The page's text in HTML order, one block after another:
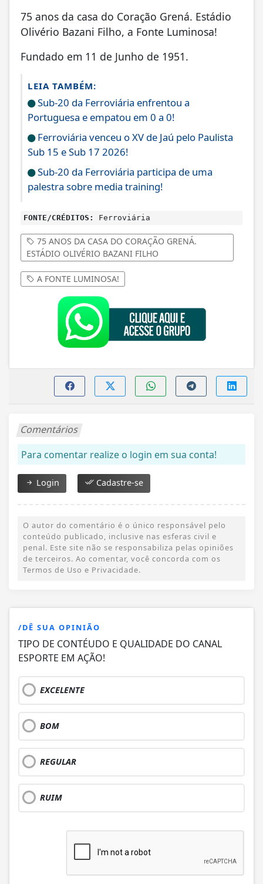
75 anos da casa do Coração Grená. Estádio
Olivério Bazani Filho, a Fonte Luminosa!
Fundado em 11 de Junho de 1951.
LEIA TAMBÉM:
Sub-20 da Ferroviária enfrentou a
Portuguesa e empatou em 0 a 0!
Ferroviária venceu o XV de Jaú pelo Paulista
Sub 15 e Sub 17 2026!
Sub-20 da Ferroviária participa de uma
palestra sobre media training!
FONTE/CRÉDITOS: Ferroviária
75 ANOS DA CASA DO CORAÇÃO GRENÁ.
ESTÁDIO OLIVÉRIO BAZANI FILHO
A FONTE LUMINOSA!
Comentários
Para comentar realize o login em sua conta!
Login Cadastre-se
O autor do comentário é o único responsável pelo
conteúdo publicado, inclusive nas esferas civil e
penal. Este site não se responsabiliza pelas opiniões
de terceiros. Ao comentar, você concorda com os
Termos de Uso e Privacidade.
/DÊ SUA OPINIÃO
TIPO DE CONTÉUDO E QUALIDADE DO CANAL
ESPORTE EM AÇÃO!
EXCELENTE
BOM
REGULAR
RUIM